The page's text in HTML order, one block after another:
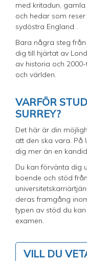
med kritadun,
och hedar som
sydöstra England .
Bara några steg
dig till hjärtat av
av historia och
och världen.
VARFÖR
SURREY?
Det här är din
att den ska vara. På
dig mer än en
Du kan förvänta dig
boende och stöd
deras framgång
typen av stöd du
examen.
VILL DU